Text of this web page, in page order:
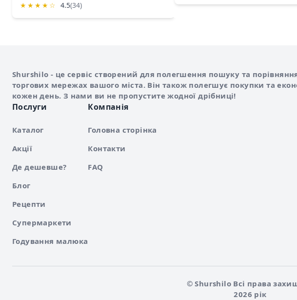
★ ★ ★ ★ ☆ 4.5(34)
Про сервіс Shurshilo
Shurshilo - це сервіс створений для полегшення пошуку та
торгових мережах вашого міста. Він також полегшує покупки та
кожен день. З нами ви не пропустите жодної дрібниці!
Послуги
Каталог
Акції
Де дешевше?
Блог
Рецепти
Супермаркети
Годування малюка
Компанія
Головна сторінка
Контакти
FAQ
© Shurshilo Всі права
2026 рік